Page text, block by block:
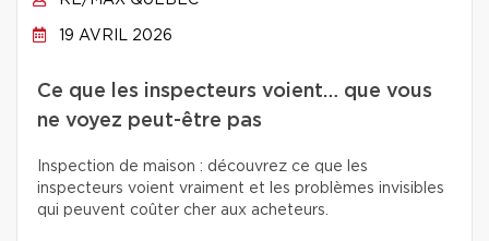
19 AVRIL 2026
Ce que les inspecteurs voient… que vous
ne voyez peut-être pas
Inspection de maison : découvrez ce que les
inspecteurs voient vraiment et les problèmes invisibles
qui peuvent coûter cher aux acheteurs.